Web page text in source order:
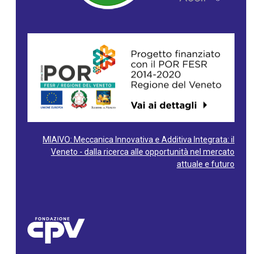
MIAIVO: Meccanica Innovativa e Additiva Integrata: il
Veneto - dalla ricerca alle opportunità nel mercato
attuale e futuro